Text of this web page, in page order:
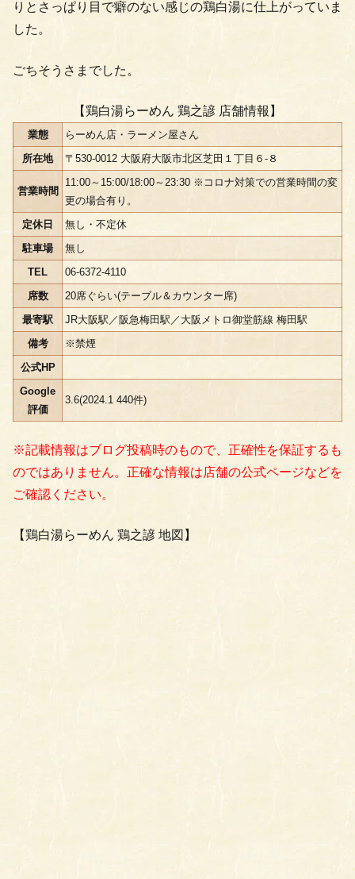
りとさっぱり目で癖のない感じの鶏白湯に仕上がっていま
した。
ごちそうさまでした。
【鶏白湯らーめん 鶏之諺 店舗情報】
業態
らーめん店・ラーメン屋さん
所在地
〒530-0012 大阪府大阪市北区芝田１丁目６-８
営業時間
11:00～15:00/18:00～23:30 ※コロナ対策での営業時間の変
更の場合有り。
定休日
無し・不定休
駐車場
無し
TEL
06-6372-4110
席数
20席ぐらい(テーブル＆カウンター席)
最寄駅
JR大阪駅／阪急梅田駅／大阪メトロ御堂筋線 梅田駅
備考
※禁煙
公式HP
Google
評価
3.6(2024.1 440件)
※記載情報はブログ投稿時のもので、正確性を保証するも
のではありません。正確な情報は店舗の公式ページなどを
ご確認ください。
【鶏白湯らーめん 鶏之諺 地図】